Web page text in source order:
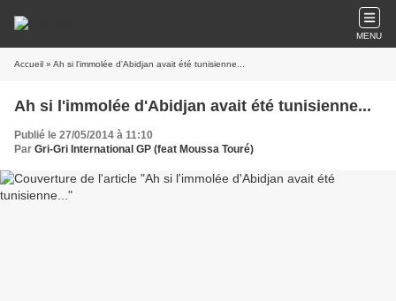
MENU
Accueil » Ah si l'immolée d'Abidjan avait été tunisienne...
Ah si l'immolée d'Abidjan avait été tunisienne...
Publié le 27/05/2014 à 11:10
Par Gri-Gri International GP (feat Moussa Touré)